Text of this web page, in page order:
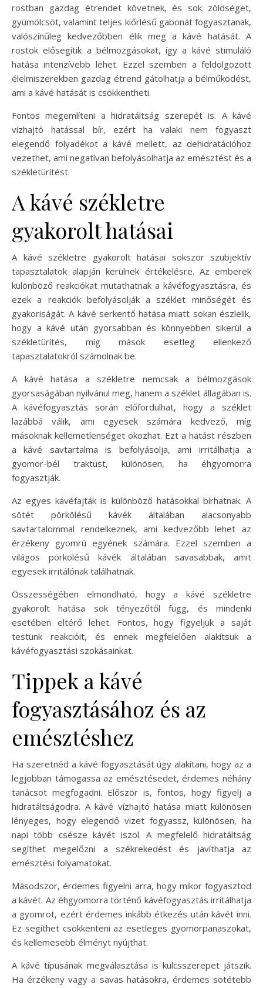
rostban gazdag étrendet követnek, és sok zöldséget,
gyümölcsöt, valamint teljes kiőrlésű gabonát fogyasztanak,
valószínűleg kedvezőbben élik meg a kávé hatását. A
rostok elősegítik a bélmozgásokat, így a kávé stimuláló
hatása intenzívebb lehet. Ezzel szemben a feldolgozott
élelmiszerekben gazdag étrend gátolhatja a bélműködést,
ami a kávé hatását is csökkentheti.
Fontos megemlíteni a hidratáltság szerepét is. A kávé
vízhajtó hatással bír, ezért ha valaki nem fogyaszt
elegendő folyadékot a kávé mellett, az dehidratációhoz
vezethet, ami negatívan befolyásolhatja az emésztést és a
székletürítést.
A kávé székletre
gyakorolt hatásai
A kávé székletre gyakorolt hatásai sokszor szubjektív
tapasztalatok alapján kerülnek értékelésre. Az emberek
különböző reakciókat mutathatnak a kávéfogyasztásra, és
ezek a reakciók befolyásolják a széklet minőségét és
gyakoriságát. A kávé serkentő hatása miatt sokan észlelik,
hogy a kávé után gyorsabban és könnyebben sikerül a
székletürítés, míg mások esetleg ellenkező
tapasztalatokról számolnak be.
A kávé hatása a székletre nemcsak a bélmozgások
gyorsaságában nyilvánul meg, hanem a széklet állagában is.
A kávéfogyasztás során előfordulhat, hogy a széklet
lazábbá válik, ami egyesek számára kedvező, míg
másoknak kellemetlenséget okozhat. Ezt a hatást részben
a kávé savtartalma is befolyásolja, ami irritálhatja a
gyomor-bél traktust, különösen, ha éhgyomorra
fogyasztják.
Az egyes kávéfajták is különböző hatásokkal bírhatnak. A
sötét pörkölésű kávék általában alacsonyabb
savtartalommal rendelkeznek, ami kedvezőbb lehet az
érzékeny gyomrú egyének számára. Ezzel szemben a
világos pörkölésű kávék általában savasabbak, amit
egyesek irritálónak találhatnak.
Összességében elmondható, hogy a kávé székletre
gyakorolt hatása sok tényezőtől függ, és mindenki
esetében eltérő lehet. Fontos, hogy figyeljük a saját
testünk reakcióit, és ennek megfelelően alakítsuk a
kávéfogyasztási szokásainkat.
Tippek a kávé
fogyasztásához és az
emésztéshez
Ha szeretnéd a kávé fogyasztását úgy alakítani, hogy az a
legjobban támogassa az emésztésedet, érdemes néhány
tanácsot megfogadni. Először is, fontos, hogy figyelj a
hidratáltságodra. A kávé vízhajtó hatása miatt különösen
lényeges, hogy elegendő vizet fogyassz, különösen, ha
napi több csésze kávét iszol. A megfelelő hidratáltság
segíthet megelőzni a székrekedést és javíthatja az
emésztési folyamatokat.
Másodszor, érdemes figyelni arra, hogy mikor fogyasztod
a kávét. Az éhgyomorra történő kávéfogyasztás irritálhatja
a gyomrot, ezért érdemes inkább étkezés után kávét inni.
Ez segíthet csökkenteni az esetleges gyomorpanaszokat,
és kellemesebb élményt nyújthat.
A kávé típusának megválasztása is kulcsszerepet játszik.
Ha érzékeny vagy a savas hatásokra, érdemes sötétebb